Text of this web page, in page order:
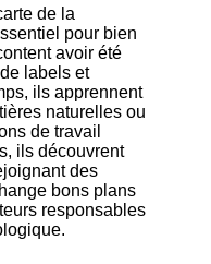
de la
pour bien
avoir été
labels et
ils apprennent
naturelles ou
de travail
ils découvrent
des
bons plans
responsables
.